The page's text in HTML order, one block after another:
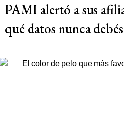
PAMI alertó a sus
qué datos nunca